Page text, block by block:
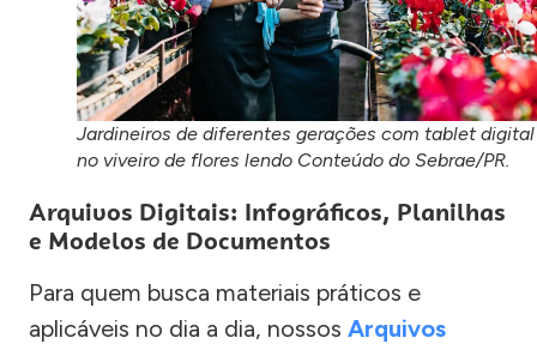
Jardineiros de diferentes gerações com tablet digital
no viveiro de flores lendo Conteúdo do Sebrae/PR.
Arquivos Digitais: Infográficos, Planilhas
e Modelos de Documentos
Para quem busca materiais práticos e
aplicáveis no dia a dia, nossos Arquivos